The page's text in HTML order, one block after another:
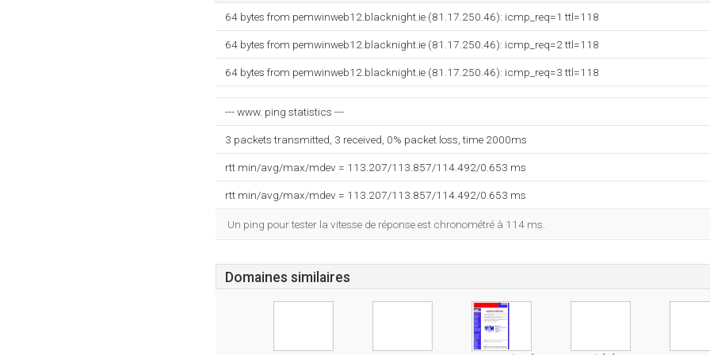
64 bytes from pemwinweb12.blacknight.ie (81.17.250.46): icmp_req=1 ttl=118
64 bytes from pemwinweb12.blacknight.ie (81.17.250.46): icmp_req=2 ttl=118
64 bytes from pemwinweb12.blacknight.ie (81.17.250.46): icmp_req=3 ttl=118
--- www. ping statistics ---
3 packets transmitted, 3 received, 0% packet loss, time 2000ms
rtt min/avg/max/mdev = 113.207/113.857/114.492/0.653 ms
rtt min/avg/max/mdev = 113.207/113.857/114.492/0.653 ms
Un ping pour tester la vitesse de réponse est chronométré à 114 ms.
Domaines similaires